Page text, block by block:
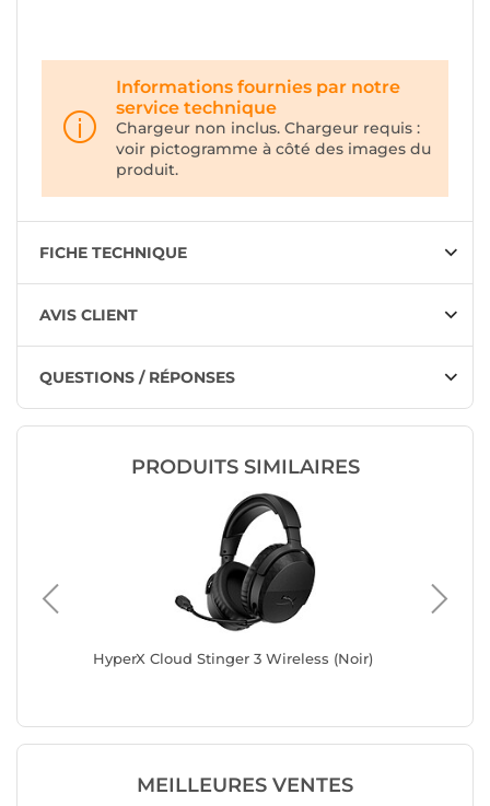
Informations fournies par notre
service technique
Chargeur non inclus. Chargeur requis :
voir pictogramme à côté des images du
produit.
FICHE TECHNIQUE
AVIS CLIENT
QUESTIONS / RÉPONSES
PRODUITS SIMILAIRES
HyperX Cloud Stinger 3 Wireless (Noir)
MEILLEURES VENTES